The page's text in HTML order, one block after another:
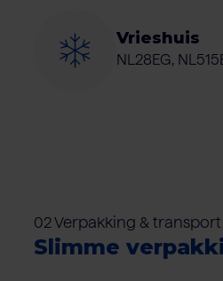
Vrieshuis
NL28EG,
02 Verpakking & transport
Slimme